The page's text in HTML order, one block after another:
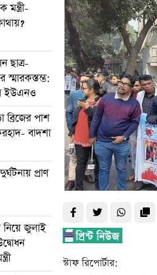
মন্ত্রী-
ছাত্র-
স্মারকস্তম্ভ:
ইউএনও
ব্রিজের পাশ
বাদশা
প্রাণ
জুলাই
স্টাফ রিপোর্টার: